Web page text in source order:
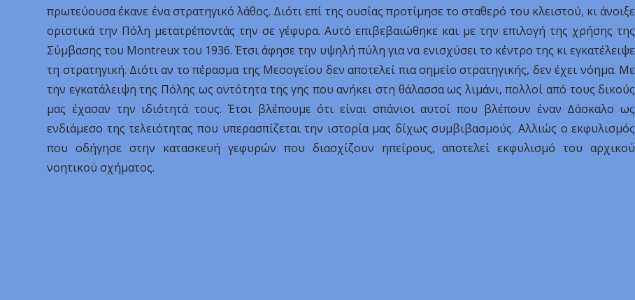
πρωτεύουσα έκανε ένα στρατηγικό λάθος. Διότι επί της ουσίας προτίμησε το σταθερό του κλειστού, κι άνοιξε
οριστικά την Πόλη μετατρέποντάς την σε γέφυρα. Αυτό επιβεβαιώθηκε και με την επιλογή της χρήσης της
Σύμβασης του Montreux του 1936. Έτσι άφησε την υψηλή πύλη για να ενισχύσει το κέντρο της κι εγκατέλειψε
τη στρατηγική. Διότι αν το πέρασμα της Μεσογείου δεν αποτελεί πια σημείο στρατηγικής, δεν έχει νόημα. Με
την εγκατάλειψη της Πόλης ως οντότητα της γης που ανήκει στη θάλασσα ως λιμάνι, πολλοί από τους δικούς
μας έχασαν την ιδιότητά τους. Έτσι βλέπουμε ότι είναι σπάνιοι αυτοί που βλέπουν έναν Δάσκαλο ως
ενδιάμεσο της τελειότητας που υπερασπίζεται την ιστορία μας δίχως συμβιβασμούς. Αλλιώς ο εκφυλισμός
που οδήγησε στην κατασκευή γεφυρών που διασχίζουν ηπείρους, αποτελεί εκφυλισμό του αρχικού
νοητικού σχήματος.